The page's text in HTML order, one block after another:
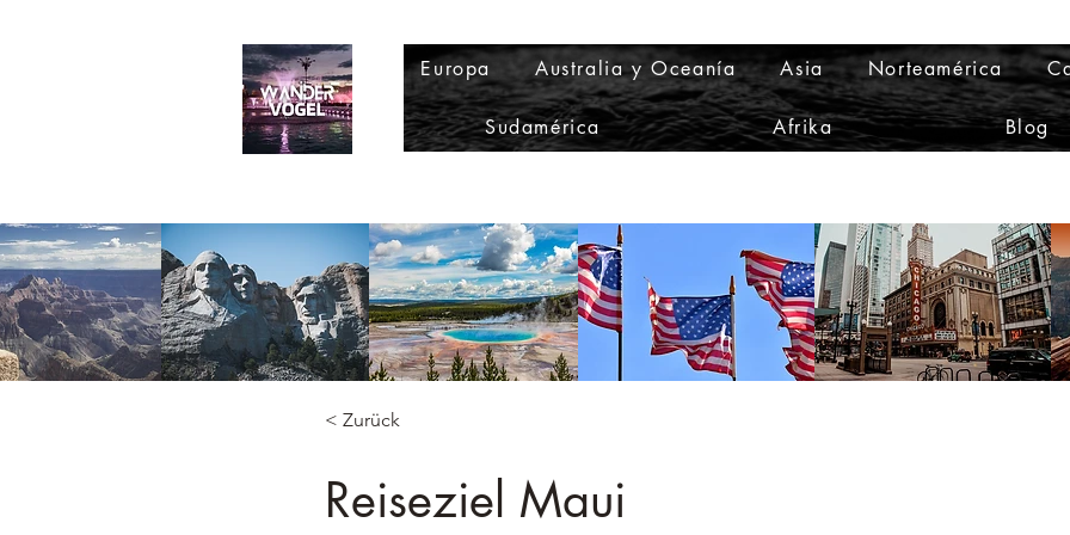
Europa Australia y Oceanía Asia Norteamérica
Sudamérica Afrika Blog
< Zurück
Reiseziel Maui